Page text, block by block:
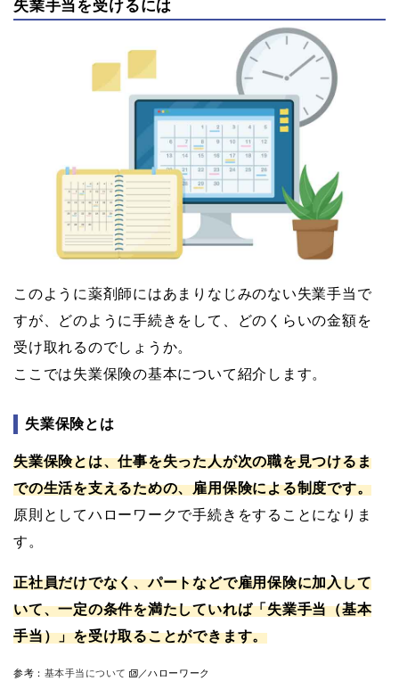
失業手当を受けるには
このように薬剤師にはあまりなじみのない失業手当で
すが、どのように手続きをして、どのくらいの金額を
受け取れるのでしょうか。
ここでは失業保険の基本について紹介します。
失業保険とは
失業保険とは、仕事を失った人が次の職を見つけるま
での生活を支えるための、雇用保険による制度です。
原則としてハローワークで手続きをすることになりま
す。
正社員だけでなく、パートなどで雇用保険に加入して
いて、一定の条件を満たしていれば「失業手当（基本
手当）」を受け取ることができます。
参考： 基本手当について ／ハローワーク